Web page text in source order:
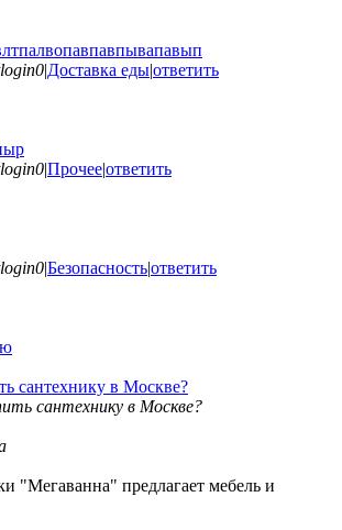
|Доставка еды|ответить
|Прочее|ответить
|Безопасность|ответить
сантехнику в Москве?
"Мегаванна" предлагает мебель и